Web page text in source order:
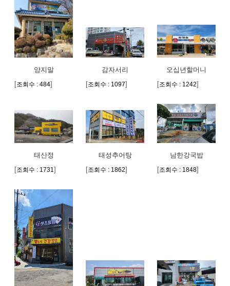
부자재
보도자료
보도영상
양지말
[조회수 : 484]
감자서리
[조회수 : 1097]
오십년할머니
[조회수 : 1242]
태산정
[조회수 : 1731 ]
태성추어탕
[조회수 : 1862]
남한강국밥
[조회수 : 1848]